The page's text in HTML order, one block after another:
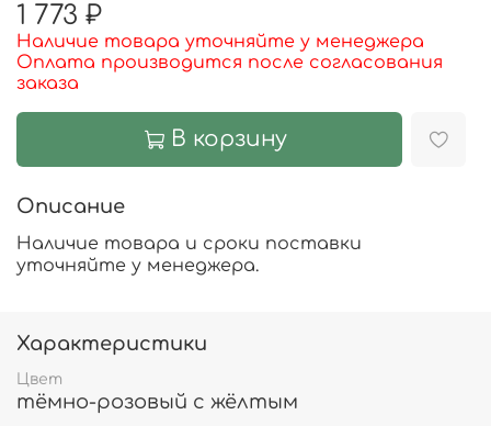
1 773 ₽
Наличие товара уточняйте у менеджера
Оплата производится после согласования
заказа
В корзину
Описание
Наличие товара и сроки поставки
уточняйте у менеджера.
Характеристики
Цвет
тёмно-розовый с жёлтым